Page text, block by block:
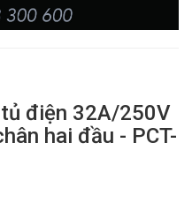
điện 32A/250V
hai đầu - PCT-